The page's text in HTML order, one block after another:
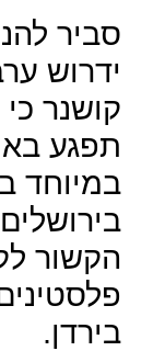
סביר
ידרוש
קושנר
תפגע
במיוחד
הקשור
בירדן.